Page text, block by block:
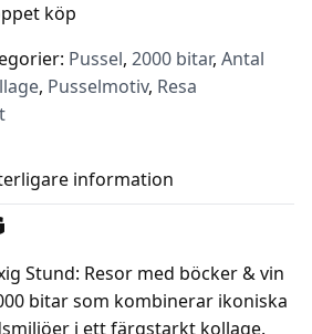
köp
Pussel, 2000 bitar, Antal
, Pusselmotiv, Resa
information
Stund: Resor med böcker & vin
bitar som kombinerar ikoniska
i ett färgstarkt kollage.